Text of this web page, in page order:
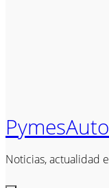
Noticias, actualidad